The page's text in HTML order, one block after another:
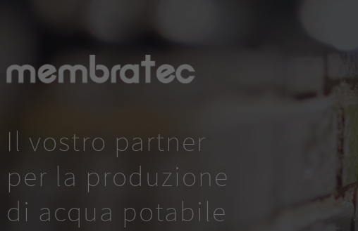
Il vostro partner
per la produzione
di acqua potabile